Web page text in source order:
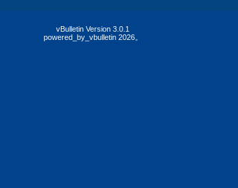
vBulletin Version 3.0.1
powered_by_vbulletin 2026。